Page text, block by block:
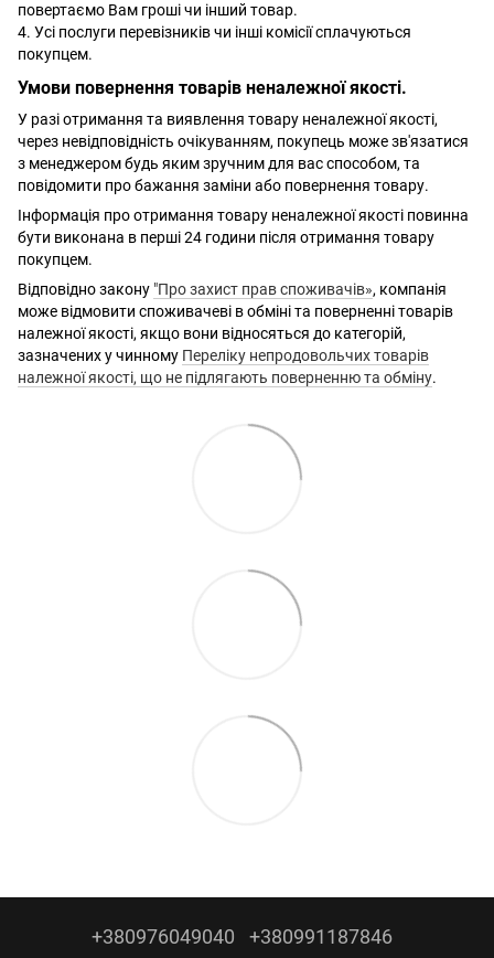
повертаємо Вам гроші чи інший товар.
4. Усі послуги перевізників чи інші комісії сплачуються
покупцем.
Умови повернення товарів неналежної якості.
У разі отримання та виявлення товару неналежної якості,
через невідповідність очікуванням, покупець може зв'язатися
з менеджером будь яким зручним для вас способом, та
повідомити про бажання заміни або повернення товару.
Інформація про отримання товару неналежної якості повинна
бути виконана в перші 24 години після отримання товару
покупцем.
Відповідно закону "Про захист прав споживачів», компанія
може відмовити споживачеві в обміні та поверненні товарів
належної якості, якщо вони відносяться до категорій,
зазначених у чинному Переліку непродовольчих товарів
належної якості, що не підлягають поверненню та обміну.
+380976049040 +380991187846